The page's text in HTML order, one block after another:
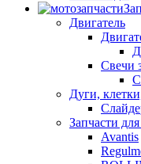
Двигатель
Свечи
Дуги,
Запчасти
Avantis